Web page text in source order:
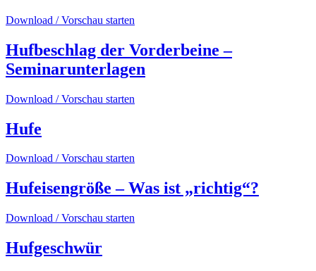
Download / Vorschau starten
Hufbeschlag der Vorderbeine –
Seminarunterlagen
Download / Vorschau starten
Hufe
Download / Vorschau starten
Hufeisengröße – Was ist „richtig“?
Download / Vorschau starten
Hufgeschwür